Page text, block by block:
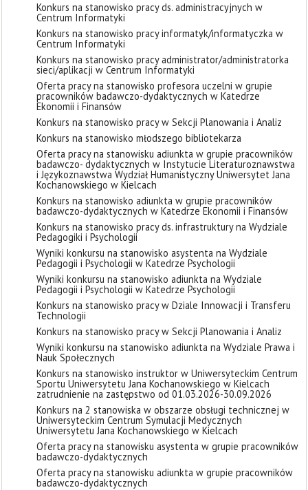
Konkurs na stanowisko pracy ds. administracyjnych w
Centrum Informatyki
Konkurs na stanowisko pracy informatyk/informatyczka w
Centrum Informatyki
Konkurs na stanowisko pracy administrator/administratorka
sieci/aplikacji w Centrum Informatyki
Oferta pracy na stanowisko profesora uczelni w grupie
pracowników badawczo-dydaktycznych w Katedrze
Ekonomii i Finansów
Konkurs na stanowisko pracy w Sekcji Planowania i Analiz
Konkurs na stanowisko młodszego bibliotekarza
Oferta pracy na stanowisku adiunkta w grupie pracowników
badawczo- dydaktycznych w Instytucie Literaturoznawstwa
i Językoznawstwa Wydział Humanistyczny Uniwersytet Jana
Kochanowskiego w Kielcach
Konkurs na stanowisko adiunkta w grupie pracowników
badawczo-dydaktycznych w Katedrze Ekonomii i Finansów
Konkurs na stanowisko pracy ds. infrastruktury na Wydziale
Pedagogiki i Psychologii
Wyniki konkursu na stanowisko asystenta na Wydziale
Pedagogii i Psychologii w Katedrze Psychologii
Wyniki konkursu na stanowisko adiunkta na Wydziale
Pedagogii i Psychologii w Katedrze Psychologii
Konkurs na stanowisko pracy w Dziale Innowacji i Transferu
Technologii
Konkurs na stanowisko pracy w Sekcji Planowania i Analiz
Wyniki konkursu na stanowisko adiunkta na Wydziale Prawa i
Nauk Społecznych
Konkurs na stanowisko instruktor w Uniwersyteckim Centrum
Sportu Uniwersytetu Jana Kochanowskiego w Kielcach
zatrudnienie na zastępstwo od 01.03.2026-30.09.2026
Konkurs na 2 stanowiska w obszarze obsługi technicznej w
Uniwersyteckim Centrum Symulacji Medycznych
Uniwersytetu Jana Kochanowskiego w Kielcach
Oferta pracy na stanowisku asystenta w grupie pracowników
badawczo-dydaktycznych
Oferta pracy na stanowisku adiunkta w grupie pracowników
badawczo-dydaktycznych